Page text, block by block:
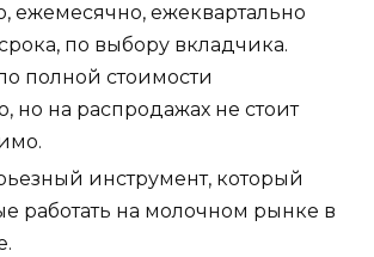
ежемесячно, ежеквартально
по выбору вкладчика.
полной стоимости
но на распродажах не стоит
инструмент, который
работать на молочном рынке в